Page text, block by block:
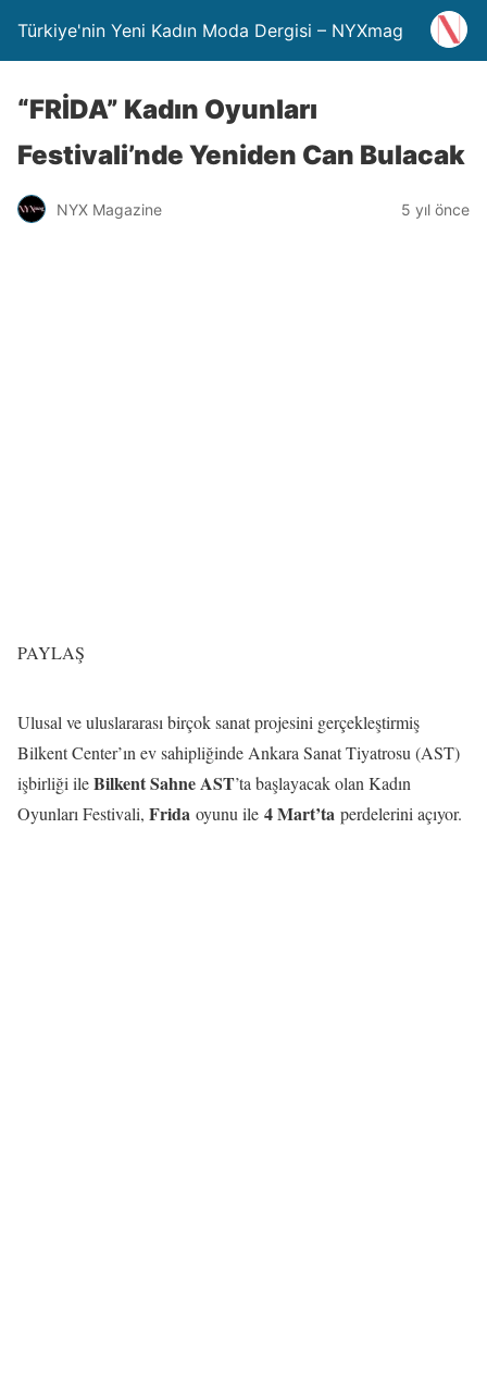
Türkiye'nin Yeni Kadın Moda Dergisi – NYXmag
“FRİDA” Kadın Oyunları
Festivali’nde Yeniden Can Bulacak
NYX Magazine 5 yıl önce
PAYLAŞ
Ulusal ve uluslararası birçok sanat projesini gerçekleştirmiş
Bilkent Center’ın ev sahipliğinde Ankara Sanat Tiyatrosu (AST)
işbirliği ileBilkent Sahne AST’ta başlayacak olan Kadın
Oyunları Festivali, Frida oyunu ile 4 Mart’ta perdelerini açıyor.